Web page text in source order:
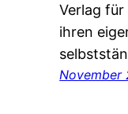
Verlag
ihren
November